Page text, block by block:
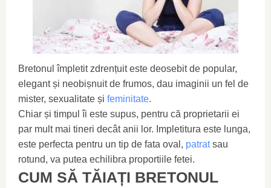
Bretonul împletit zdrențuit este deosebit de popular,
elegant și neobișnuit de frumos, dau imaginii un fel de
mister, sexualitate și feminitate.
Chiar și timpul îi este supus, pentru că proprietarii ei
par mult mai tineri decât anii lor. Impletitura este lunga,
este perfecta pentru un tip de fata oval, patratsau
rotund, va putea echilibra proportiile fetei.
CUM SĂ TĂIAȚI BRETONUL